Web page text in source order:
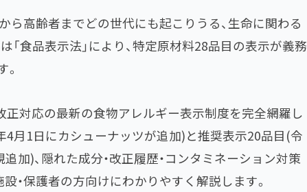
ら高齢者までどの世代にも起こりうる、生命に関わる
「食品表示法」により、特定原材料28品目の表示が義務
。
正対応の最新の食物アレルギー表示制度を完全網羅し
4月1日にカシューナッツが追加)と推奨表示20品目(令
加)、隠れた成分・改正履歴・コンタミネーション対策
設・保護者の方向けにわかりやすく解説します。